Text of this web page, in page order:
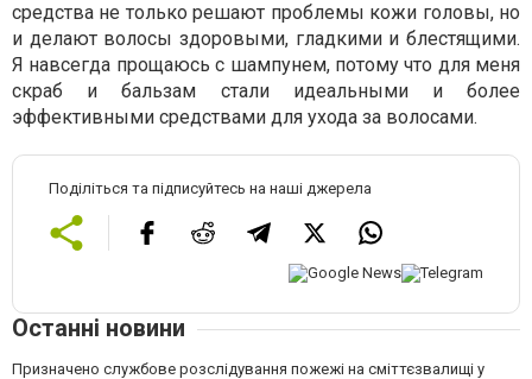
средства не только решают проблемы кожи головы, но
и делают волосы здоровыми, гладкими и блестящими.
Я навсегда прощаюсь с шампунем, потому что для меня
скраб и бальзам стали идеальными и более
эффективными средствами для ухода за волосами.
Поділіться та підписуйтесь на наші джерела
Останні новини
Призначено службове розслідування пожежі на сміттєзвалищі у